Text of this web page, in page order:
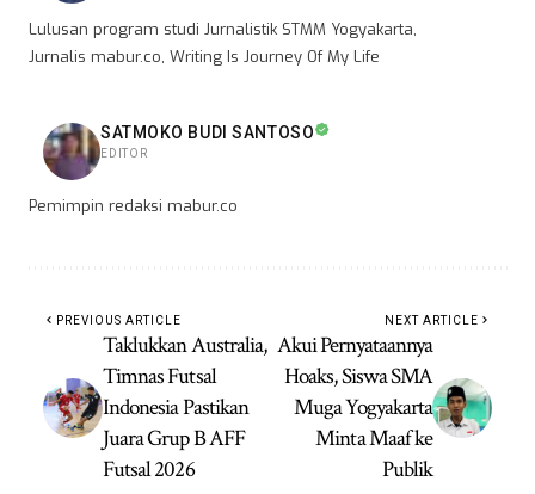
Lulusan program studi Jurnalistik STMM Yogyakarta,
Jurnalis mabur.co, Writing Is Journey Of My Life
SATMOKO BUDI SANTOSO
EDITOR
Pemimpin redaksi mabur.co
PREVIOUS ARTICLE
Taklukkan Australia,
Timnas Futsal
Indonesia Pastikan
Juara Grup B AFF
Futsal 2026
NEXT ARTICLE
Akui Pernyataannya
Hoaks, Siswa SMA
Muga Yogyakarta
Minta Maaf ke
Publik